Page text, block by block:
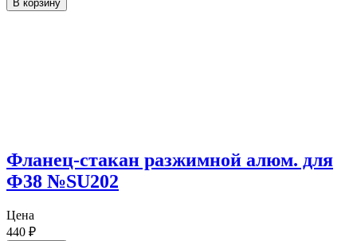
В корзину
Фланец-стакан разжимной алюм. для
Ф38 №SU202
Цена
440 ₽